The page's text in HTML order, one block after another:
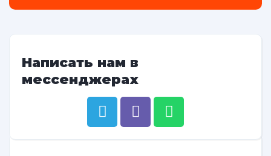
Написать нам в
мессенджерах